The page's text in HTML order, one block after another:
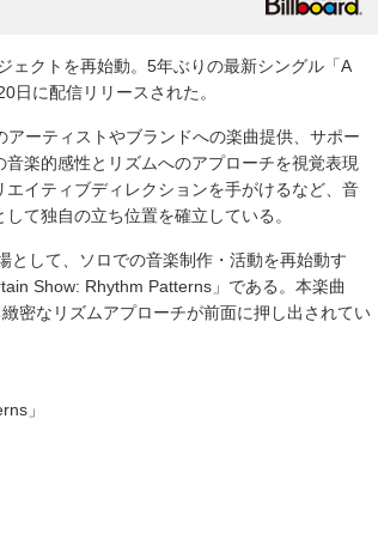
クトを再始動。5年ぶりの最新シングル「A
日に配信リリースされた。
ーティストやブランドへの楽曲提供、サポー
楽的感性とリズムへのアプローチを視覚表現
イティブディレクションを手がけるなど、音
て独自の立ち位置を確立している。
して、ソロでの音楽制作・活動を再始動す
Show: Rhythm Patterns」である。本楽曲
密なリズムアプローチが前面に押し出されてい
」